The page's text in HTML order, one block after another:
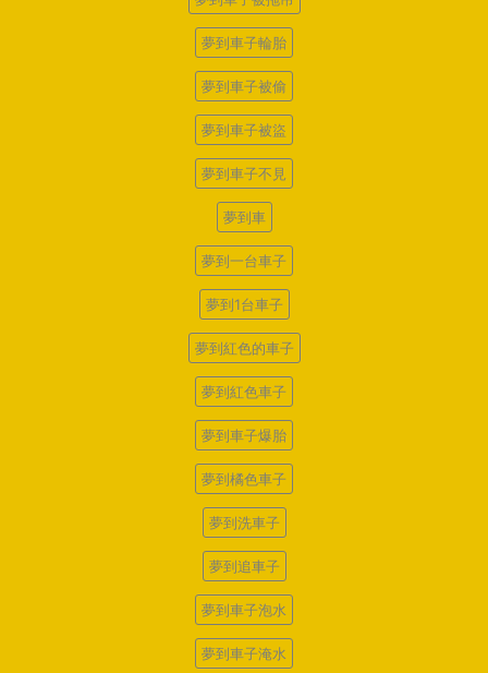
夢到車子輪胎
夢到車子被偷
夢到車子被盜
夢到車子不見
夢到車
夢到一台車子
夢到1台車子
夢到紅色的車子
夢到紅色車子
夢到車子爆胎
夢到橘色車子
夢到洗車子
夢到追車子
夢到車子泡水
夢到車子淹水